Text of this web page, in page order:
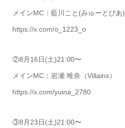
メインMC：藍川こと(みゅーとぴあ)
https://x.com/o_1223_o
②8月16日(土)21:00〜
メインMC：岩瀬 唯奈（Villains）
https://x.com/yuina_2780
③8月23日(土)21:00〜